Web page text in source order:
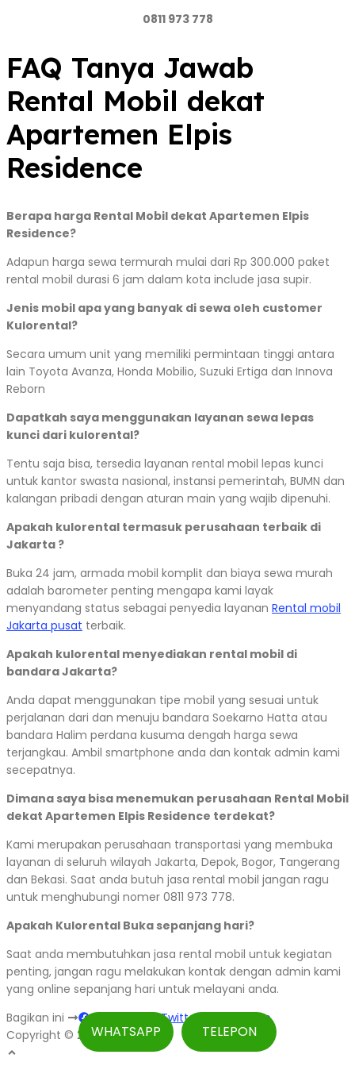
0811 973 778
FAQ Tanya Jawab
Rental Mobil dekat
Apartemen Elpis
Residence
Berapa harga Rental Mobil dekat Apartemen Elpis
Residence?
Adapun harga sewa termurah mulai dari Rp 300.000 paket
rental mobil durasi 6 jam dalam kota include jasa supir.
Jenis mobil apa yang banyak di sewa oleh customer
Kulorental?
Secara umum unit yang memiliki permintaan tinggi antara
lain Toyota Avanza, Honda Mobilio, Suzuki Ertiga dan Innova
Reborn
Dapatkah saya menggunakan layanan sewa lepas
kunci dari kulorental?
Tentu saja bisa, tersedia layanan rental mobil lepas kunci
untuk kantor swasta nasional, instansi pemerintah, BUMN dan
kalangan pribadi dengan aturan main yang wajib dipenuhi.
Apakah kulorental termasuk perusahaan terbaik di
Jakarta ?
Buka 24 jam, armada mobil komplit dan biaya sewa murah
adalah barometer penting mengapa kami layak
menyandang status sebagai penyedia layanan Rental mobil
Jakarta pusat terbaik.
Apakah kulorental menyediakan rental mobil di
bandara Jakarta?
Anda dapat menggunakan tipe mobil yang sesuai untuk
perjalanan dari dan menuju bandara Soekarno Hatta atau
bandara Halim perdana kusuma dengah harga sewa
terjangkau. Ambil smartphone anda dan kontak admin kami
secepatnya.
Dimana saya bisa menemukan perusahaan Rental Mobil
dekat Apartemen Elpis Residence terdekat?
Kami merupakan perusahaan transportasi yang membuka
layanan di seluruh wilayah Jakarta, Depok, Bogor, Tangerang
dan Bekasi. Saat anda butuh jasa rental mobil jangan ragu
untuk menghubungi nomer 0811 973 778.
Apakah Kulorental Buka sepanjang hari?
Saat anda membutuhkan jasa rental mobil untuk kegiatan
penting, jangan ragu melakukan kontak dengan admin kami
yang online sepanjang hari untuk melayani anda.
Bagikan ini
Facebook Twitter
WhatsApp
Copyright © 2026 Kulorental
WHATSAPP TELEPON